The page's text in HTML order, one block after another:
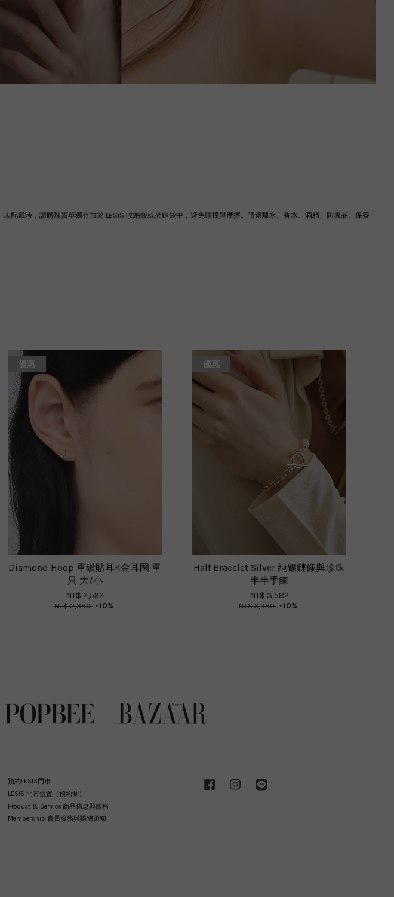
未配戴時，請將珠寶單獨存放於 LESIS 收納袋或夾鏈袋中，避免碰撞與摩擦。請遠離水、香水、酒精、防曬品、保養
優惠
Diamond Hoop 單鑽貼耳K金耳圈 單
只 大/小
NT$ 2,592
NT$ 2,880 -10%
優惠
Half Bracelet Silver 純銀鏈條與珍珠
半半手鍊
NT$ 3,582
NT$ 3,980 -10%
預約LESIS門市
LESIS 門市位置（預約制）
Product & Service 商品信息與服務
Membership 會員服務與購物須知
Facebook Instagram